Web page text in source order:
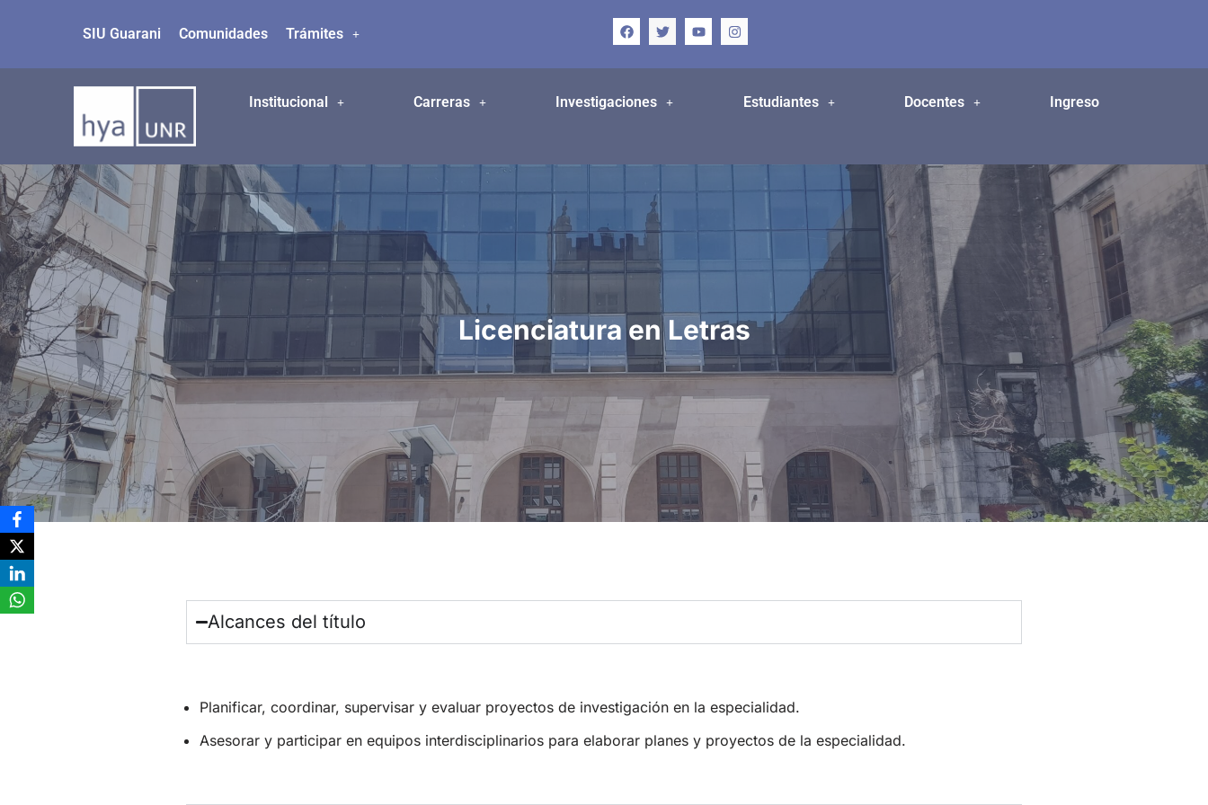
al
SIU Guarani Comunidades Trámites
Institucional Carreras Investigaciones Estudiantes Docentes Ingreso
Licenciatura en Letras
Alcances del título
Planificar, coordinar, supervisar y evaluar proyectos de investigación en la especialidad.
Asesorar y participar en equipos interdisciplinarios para elaborar planes y proyectos de la especialidad.